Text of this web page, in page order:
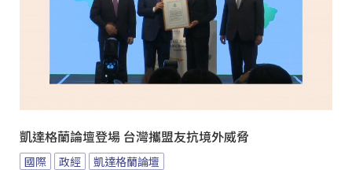
凱達格蘭論壇登場 台灣攜盟友抗境外威脅
國際 政經 凱達格蘭論壇